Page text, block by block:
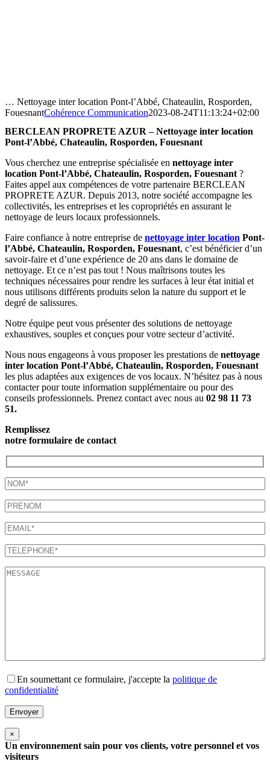
… Nettoyage inter location Pont-l’Abbé, Chateaulin, Rosporden,
FouesnantCohérence Communication2023-08-24T11:13:24+02:00
BERCLEAN PROPRETE AZUR – Nettoyage inter location
Pont-l’Abbé, Chateaulin, Rosporden, Fouesnant
Vous cherchez une entreprise spécialisée en nettoyage inter
location Pont-l’Abbé, Chateaulin, Rosporden, Fouesnant ?
Faites appel aux compétences de votre partenaire BERCLEAN
PROPRETE AZUR. Depuis 2013, notre société accompagne les
collectivités, les entreprises et les copropriétés en assurant le
nettoyage de leurs locaux professionnels.
Faire confiance à notre entreprise de nettoyage inter location Pont-
l’Abbé, Chateaulin, Rosporden, Fouesnant, c’est bénéficier d’un
savoir-faire et d’une expérience de 20 ans dans le domaine de
nettoyage. Et ce n’est pas tout ! Nous maîtrisons toutes les
techniques nécessaires pour rendre les surfaces à leur état initial et
nous utilisons différents produits selon la nature du support et le
degré de salissures.
Notre équipe peut vous présenter des solutions de nettoyage
exhaustives, souples et conçues pour votre secteur d’activité.
Nous nous engageons à vous proposer les prestations de nettoyage
inter location Pont-l’Abbé, Chateaulin, Rosporden, Fouesnant
les plus adaptées aux exigences de vos locaux. N’hésitez pas à nous
contacter pour toute information supplémentaire ou pour des
conseils professionnels. Prenez contact avec nous au 02 98 11 73
51.
Remplissez
notre formulaire de contact
En soumettant ce formulaire, j'accepte la politique de
confidentialité
×
Un environnement sain pour vos clients, votre personnel et vos
visiteurs